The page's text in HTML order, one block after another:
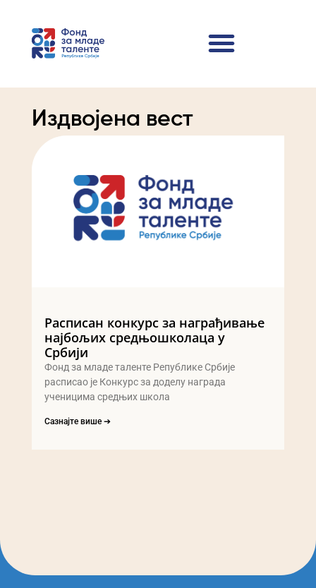
Издвојена вест
Расписан конкурс за награђивање
најбољих средњошколаца у
Србији
Фонд за младе таленте Републике Србије
расписао је Конкурс за доделу награда
ученицима средњих школа
Сазнајте више ➔